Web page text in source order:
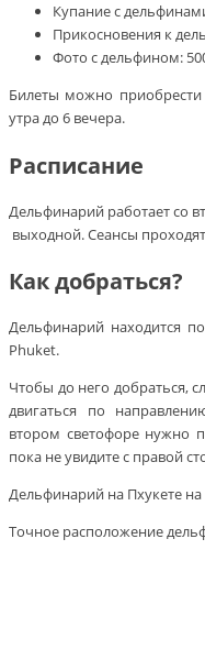
Купание с
Прикосновения к
Фото с дельфином:
Билеты можно приобрести
утра до 6 вечера.
Расписание
Дельфинарий работает со
выходной. Сеансы проходят
Как добраться?
Дельфинарий находится
Phuket.
Чтобы до него добраться,
двигаться по
втором светофоре нужно
пока не увидите с правой
Дельфинарий на Пхукете на
Точное расположение